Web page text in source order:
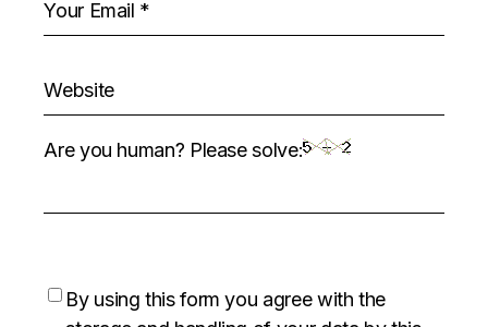
Are you human? Please solve:
By using this form you agree with the